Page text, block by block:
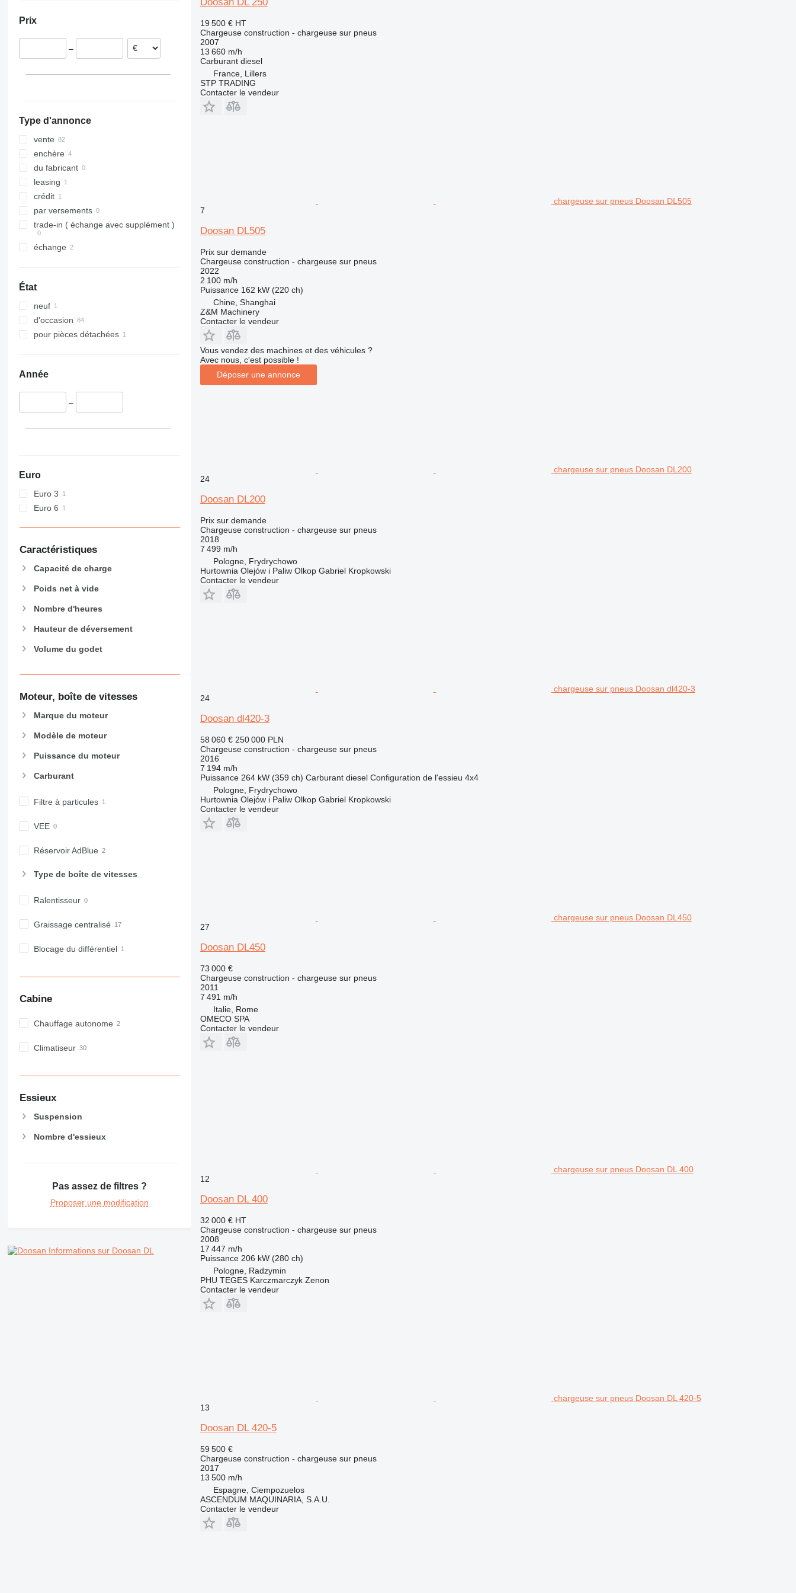
914
930
931
936
938
941
943
950
953
956
972
973
980
988
990
NR
S-Series
Italie
Roumanie
Prix
–
Type d'annonce
vente
enchère
du fabricant
leasing
crédit
par versements
trade-in ( échange avec supplément )
échange
État
neuf
d'occasion
pour pièces détachées
Année
–
Euro
Euro 3
Euro 6
Caractéristiques
Capacité de charge
Poids net à vide
Nombre d'heures
Hauteur de déversement
Volume du godet
Moteur, boîte de vitesses
Marque du moteur
Modèle de moteur
Puissance du moteur
Carburant
Filtre à particules
VEE
Réservoir AdBlue
Type de boîte de vitesses
Ralentisseur
Graissage centralisé
Blocage du différentiel
Cabine
Chauffage autonome
Climatiseur
Essieux
Suspension
Nombre d'essieux
Pas assez de filtres ?
Proposer une modification
Informations sur Doosan DL
19 500 € HT
Chargeuse construction - chargeuse sur pneus
2007
13 660 m/h
Carburant diesel
France, Lillers
STP TRADING
Contacter le vendeur
chargeuse sur pneus Doosan DL505
7
Doosan DL505
Prix sur demande
Chargeuse construction - chargeuse sur pneus
2022
2 100 m/h
Puissance 162 kW (220 ch)
Chine, Shanghai
Z&M Machinery
Contacter le vendeur
Vous vendez des machines et des véhicules ?
Avec nous, c'est possible !
Déposer une annonce
chargeuse sur pneus Doosan DL200
24
Doosan DL200
Prix sur demande
Chargeuse construction - chargeuse sur pneus
2018
7 499 m/h
Pologne, Frydrychowo
Hurtownia Olejów i Paliw Olkop Gabriel Kropkowski
Contacter le vendeur
chargeuse sur pneus Doosan dl420-3
24
Doosan dl420-3
58 060 € 250 000 PLN
Chargeuse construction - chargeuse sur pneus
2016
7 194 m/h
Puissance 264 kW (359 ch) Carburant diesel Configuration de l'essieu 4x4
Pologne, Frydrychowo
Hurtownia Olejów i Paliw Olkop Gabriel Kropkowski
Contacter le vendeur
chargeuse sur pneus Doosan DL450
27
Doosan DL450
73 000 €
Chargeuse construction - chargeuse sur pneus
2011
7 491 m/h
Italie, Rome
OMECO SPA
Contacter le vendeur
chargeuse sur pneus Doosan DL 400
12
Doosan DL 400
32 000 € HT
Chargeuse construction - chargeuse sur pneus
2008
17 447 m/h
Puissance 206 kW (280 ch)
Pologne, Radzymin
PHU TEGES Karczmarczyk Zenon
Contacter le vendeur
chargeuse sur pneus Doosan DL 420-5
13
Doosan DL 420-5
59 500 €
Chargeuse construction - chargeuse sur pneus
2017
13 500 m/h
Espagne, Ciempozuelos
ASCENDUM MAQUINARIA, S.A.U.
Contacter le vendeur